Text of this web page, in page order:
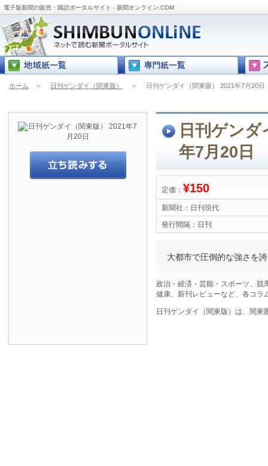
電子版新聞の販売・購読ポータルサイト - 新聞オンライン.COM
ホーム ＞ 日刊ゲンダイ（関東版） ＞ 日刊ゲンダイ（関東版） 2021年7月20日
日刊ゲン
年7月20日
定価： ¥150
新聞社： 日刊現代
発行間隔： 日刊
大都市で圧倒的な強さを
政治・経済・芸能・スポーツ、競
健康、新刊レビューなど、各コラ
日刊ゲンダイ（関東版）は、関